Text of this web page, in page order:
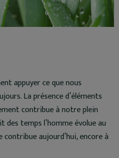
appuyer ce que nous
La présence d’éléments
contribue à notre plein
des temps l’homme évolue au
aujourd’hui, encore à